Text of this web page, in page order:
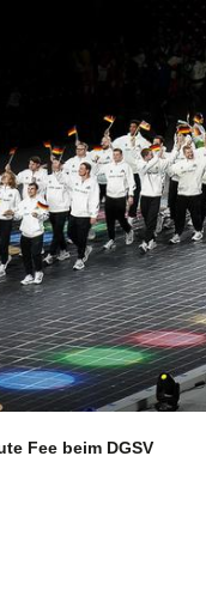
Fee beim DGSV
Aktuelles
News-